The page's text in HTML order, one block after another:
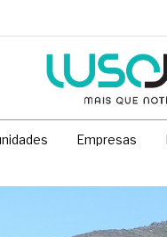
Empresas